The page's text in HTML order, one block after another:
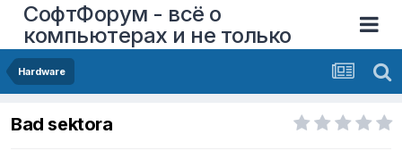
СофтФорум - всё о
компьютерах и не только
Hardware
Bad sektora